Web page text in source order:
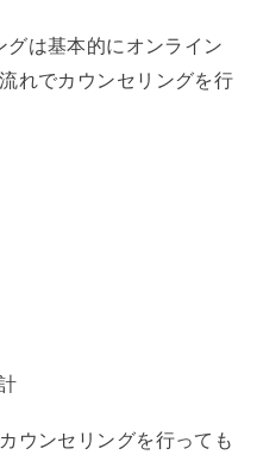
は基本的にオンライン
れでカウンセリングを行
ウンセリングを行っても